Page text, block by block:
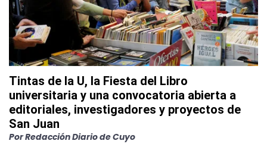
Tintas de la U, la Fiesta del Libro
universitaria y una convocatoria abierta a
editoriales, investigadores y proyectos de
San Juan
PorRedacción Diario de Cuyo